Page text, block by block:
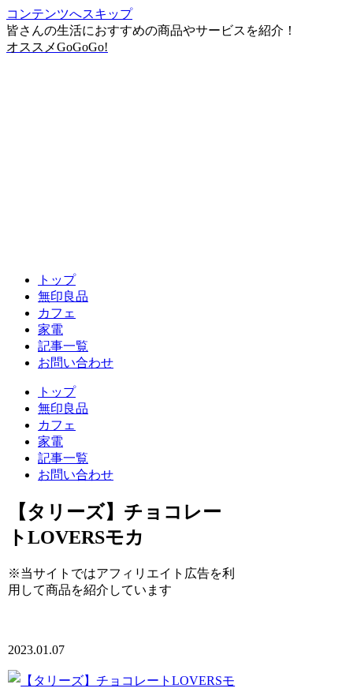
コンテンツへスキップ
皆さんの生活におすすめの商品やサービスを紹介！
オススメGoGoGo!
トップ
無印良品
カフェ
家電
記事一覧
お問い合わせ
トップ
無印良品
カフェ
家電
記事一覧
お問い合わせ
【タリーズ】チョコレー
トLOVERSモカ
※当サイトではアフィリエイト広告を利
用して商品を紹介しています
2023.01.07